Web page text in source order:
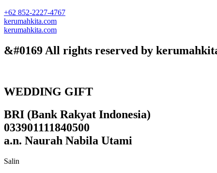
+62 852-2227-4767
kerumahkita.com
kerumahkita.com
&#0169 All rights reserved by
WEDDING GIFT
BRI (Bank Rakyat Indonesia)
033901111840500
a.n. Naurah Nabila Utami
Salin